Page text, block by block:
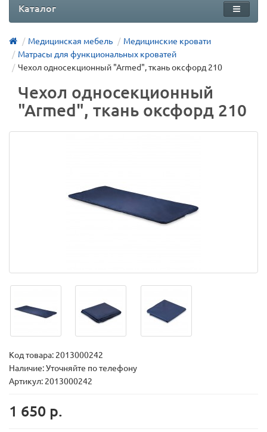
Каталог
Медицинская мебель
Медицинские кровати
Матрасы для функциональных кроватей
Чехол односекционный "Аrmed", ткань оксфорд 210
Чехол односекционный
"Аrmed", ткань оксфорд 210
Код товара: 2013000242
Наличие: Уточняйте по телефону
Артикул: 2013000242
1 650 р.